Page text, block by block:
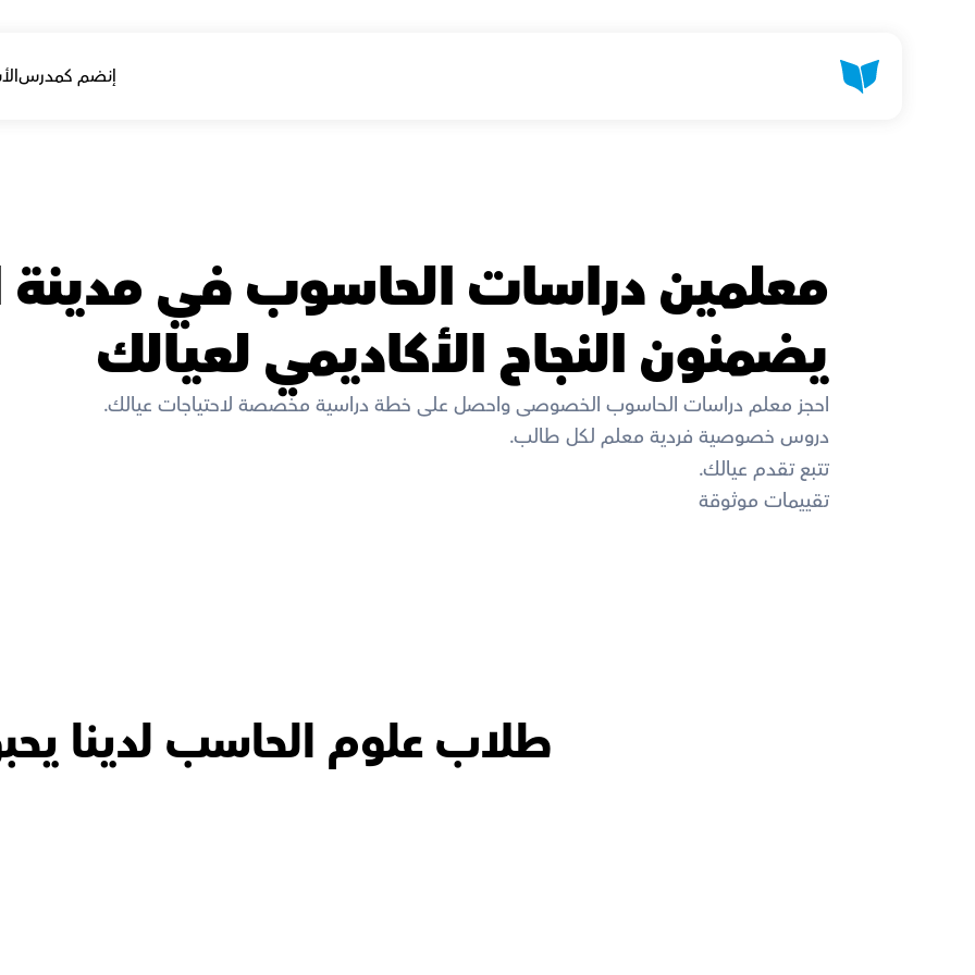
يضمنون النجاح الأكاديمي لعيالك
احجز معلم دراسات الحاسوب الخصوصى واحصل على خطة دراسية مخصصة لاحتياجات عيالك.
دروس خصوصية فردية معلم لكل طالب.
تتبع تقدم عيالك.
تقييمات موثوقة
طلاب علوم الحاسب لدينا
إنضم كمدرس